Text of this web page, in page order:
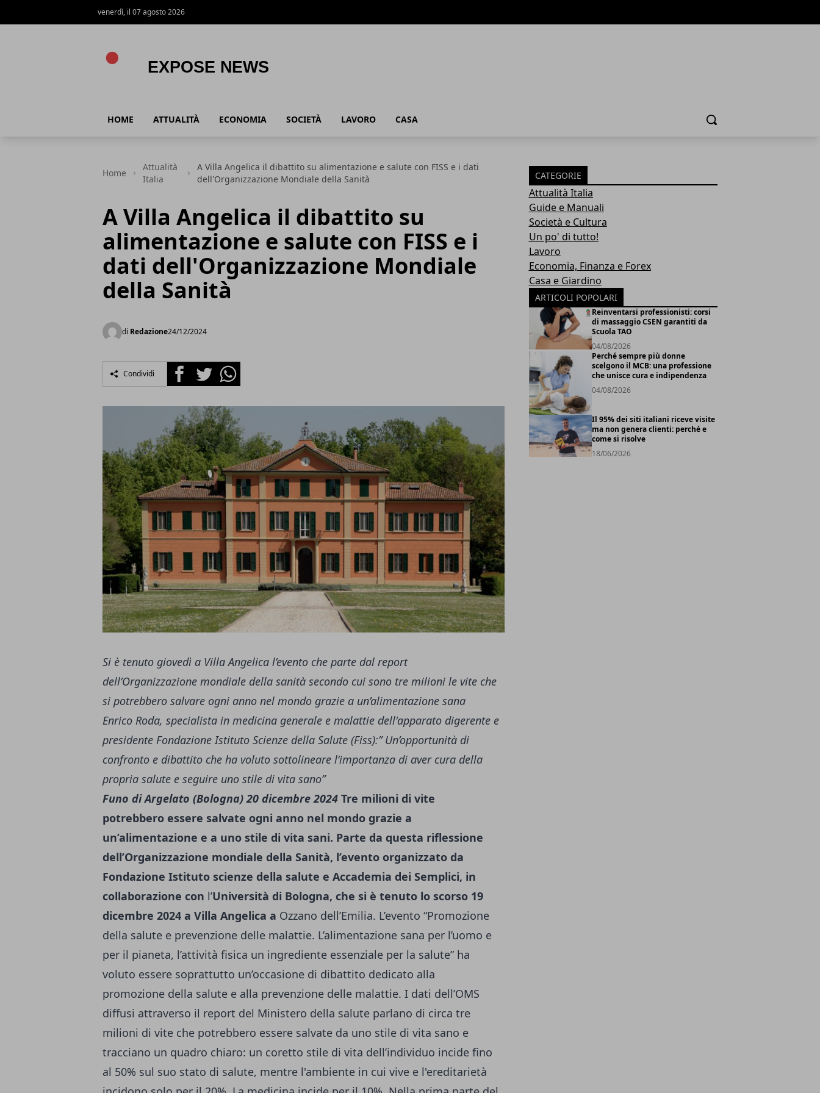
venerdì, il 07 agosto 2026
HOME ATTUALITÀ ECONOMIA SOCIETÀ LAVORO CASA Cerca
Home
Attualità
Italia
A Villa Angelica il dibattito su alimentazione e salute con FISS e i dati
dell'Organizzazione Mondiale della Sanità
A Villa Angelica il dibattito su
alimentazione e salute con FISS e i
dati dell'Organizzazione Mondiale
della Sanità
di Redazione24/12/2024
Condividi FacebookTwitterWhatsapp
Si è tenuto giovedì a Villa Angelica l’evento che parte dal report
dell’Organizzazione mondiale della sanità secondo cui sono tre milioni le vite che
si potrebbero salvare ogni anno nel mondo grazie a un’alimentazione sana
Enrico Roda, specialista in medicina generale e malattie dell'apparato digerente e
presidente Fondazione Istituto Scienze della Salute (Fiss):” Un’opportunità di
confronto e dibattito che ha voluto sottolineare l’importanza di aver cura della
propria salute e seguire uno stile di vita sano”
Funo di Argelato (Bologna) 20 dicembre 2024 Tre milioni di vite
potrebbero essere salvate ogni anno nel mondo grazie a
un’alimentazione e a uno stile di vita sani. Parte da questa riflessione
dell’Organizzazione mondiale della Sanità, l’evento organizzato da
Fondazione Istituto scienze della salute e Accademia dei Semplici, in
collaborazione con l’Università di Bologna, che si è tenuto lo scorso 19
dicembre 2024 a Villa Angelica a Ozzano dell’Emilia. L’evento “Promozione
della salute e prevenzione delle malattie. L’alimentazione sana per l’uomo e
per il pianeta, l’attività fisica un ingrediente essenziale per la salute” ha
voluto essere soprattutto un’occasione di dibattito dedicato alla
promozione della salute e alla prevenzione delle malattie. I dati dell’OMS
diffusi attraverso il report del Ministero della salute parlano di circa tre
milioni di vite che potrebbero essere salvate da uno stile di vita sano e
tracciano un quadro chiaro: un coretto stile di vita dell’individuo incide fino
al 50% sul suo stato di salute, mentre l'ambiente in cui vive e l'ereditarietà
CATEGORIE
Attualità Italia
Guide e Manuali
Società e Cultura
Un po' di tutto!
Lavoro
Economia, Finanza e Forex
Casa e Giardino
ARTICOLI POPOLARI
Reinventarsi professionisti: corsi
di massaggio CSEN garantiti da
Scuola TAO
04/08/2026
Perché sempre più donne
scelgono il MCB: una professione
che unisce cura e indipendenza
04/08/2026
Il 95% dei siti italiani riceve visite
ma non genera clienti: perché e
come si risolve
18/06/2026